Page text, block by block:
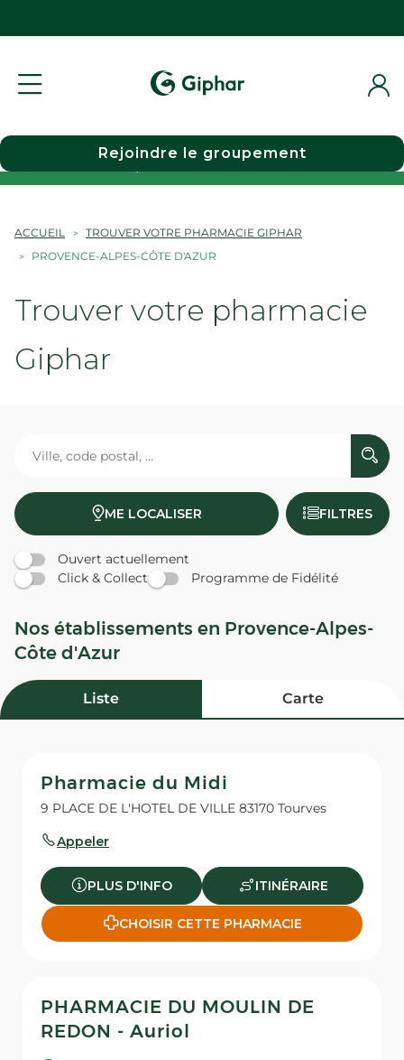
Choisir une pharmacie
Rejoindre le groupement
ACCUEIL
TROUVER VOTRE PHARMACIE GIPHAR
PROVENCE-ALPES-CÔTE D'AZUR
Trouver votre pharmacie
Giphar
ME LOCALISER FILTRES
Ouvert actuellement
Click & Collect
Programme de Fidélité
Nos établissements en Provence-Alpes-
Côte d'Azur
Liste Carte
Pharmacie du Midi
9 PLACE DE L'HOTEL DE VILLE 83170 Tourves
Appeler
PLUS D'INFO ITINÉRAIRE
CHOISIR CETTE PHARMACIE
PHARMACIE DU MOULIN DE
REDON - Auriol